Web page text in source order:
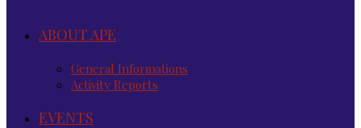
ABOUT APE
General Informations
Activity Reports
EVENTS